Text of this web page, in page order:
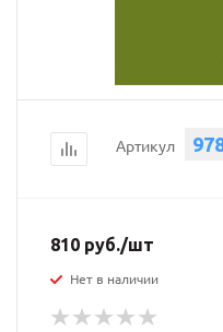
Артикул
810 руб./шт
Нет в наличии